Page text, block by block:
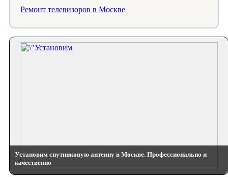
Ремонт телевизоров в Москве
Установим спутниковую антенну в Москве. Профессионально и
качественно